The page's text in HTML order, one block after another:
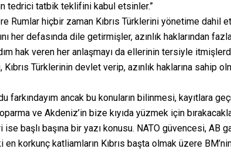
tedrici tatbik teklifini kabul etsinler.”
Rumlar hiçbir zaman Kıbrıs Türklerini yönetime dahil
her defasında dile getirmişler, azınlık haklarından
hak veren her anlaşmayı da ellerinin tersiyle
Kıbrıs Türklerinin devlet verip, azınlık haklarına sahip
farkındayım ancak bu konuların bilinmesi, kayıtlara
ve Akdeniz’in bize kıyıda yüzmek için
ise başlı başına bir yazı konusu. NATO güvencesi, AB
korkunç katliamların Kıbrıs başta olmak üzere